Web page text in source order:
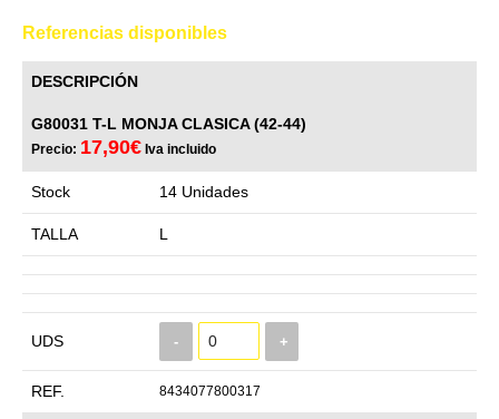
Referencias disponibles
DESCRIPCIÓN
G80031 T-L MONJA CLASICA (42-44)
Precio: 17,90€ Iva incluido
Stock 14 Unidades
TALLA L
UDS - +
REF. 8434077800317